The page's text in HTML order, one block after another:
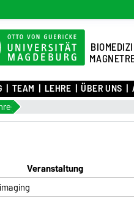
TEAM LEHRE ÜBER UNS
Veranstaltung